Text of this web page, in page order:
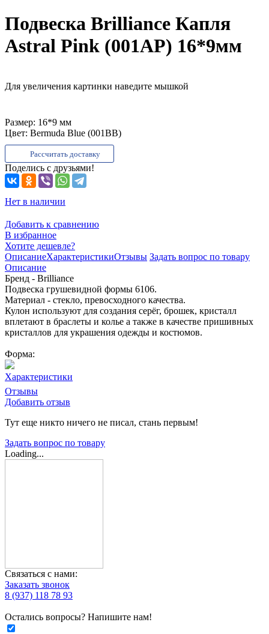
Подвеска Brilliance Капля
Astral Pink (001AP) 16*9мм
Для увеличения картинки наведите мышкой
Размер: 16*9 мм
Цвет: Bermuda Blue (001BB)
Рассчитать доставку
Поделись с друзьями!
Нет в наличии
Добавить к сравнению
В избранное
Хотите дешевле?
ОписаниеХарактеристикиОтзывы Задать вопрос по товару
Описание
Бренд - Brilliance
Подвеска грушевидной формы 6106.
Материал - стекло, превосходного качества.
Кулон используют для создания серёг, брошек, кристалл
вплетают в браслеты и колье а также в качестве пришивных
кристаллов для украшения одежды и костюмов.
Форма:
Характеристики
Отзывы
Добавить отзыв
Тут еще никто ничего не писал, стань первым!
Задать вопрос по товару
Loading...
Связаться с нами:
Заказать звонок
8 (937) 118 78 93
Остались вопросы? Напишите нам!